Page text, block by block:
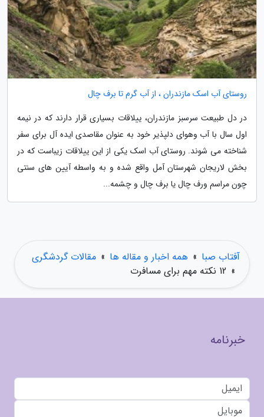
روستای آب اسک مازندران ، از آب گرم تا برف چال
در دل طبیعت سرسبز مازندران، ییلاقات بسیاری قرار دارند که در نیمه
اول سال با آب وهوای دلپذیر خود به عنوان مقاصدی ایده آل برای سفر
شناخته می شوند. روستای آب اسک یکی از این ییلاقات زیباست که در
بخش لاریجان شهرستان آمل واقع شده و به واسطه آیین های سنتی
چون مراسم ورف چال یا برف چال و چشمه...
آفتاب صبا » همه اخبار و مقاله ها » مقالات گردشگری
» 12 نکته مهم برای مسافرت
خبرنامه